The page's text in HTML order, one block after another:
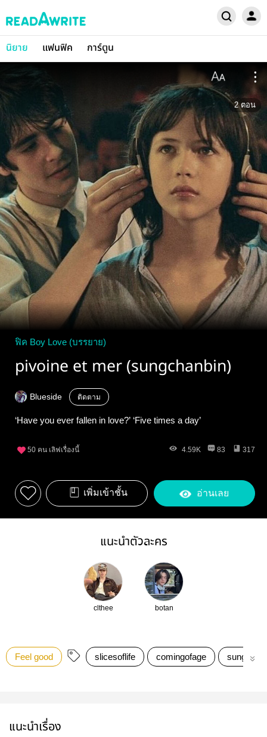
นิยาย แฟนฟิค การ์ตูน
2 ตอน
ฟิค Boy Love (บรรยาย)
pivoine et mer (sungchanbin)
Blueside ติดตาม
‘Have you ever fallen in love?’ ‘Five times a day’
50 คน เลิฟเรื่องนี้ 4.59K 83 317
เพิ่มเข้าชั้น อ่านเลย
แนะนำตัวละคร
clthee botan
Feel good slicesoflife comingofage
แนะนำเรื่อง